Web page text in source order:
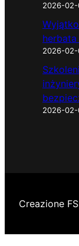
2026-
2026-
2026-
Creazione